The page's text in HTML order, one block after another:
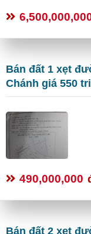
Bán đất 1 xẹt
Chánh giá 550
490,000,000
Bán đất 2 xẹt